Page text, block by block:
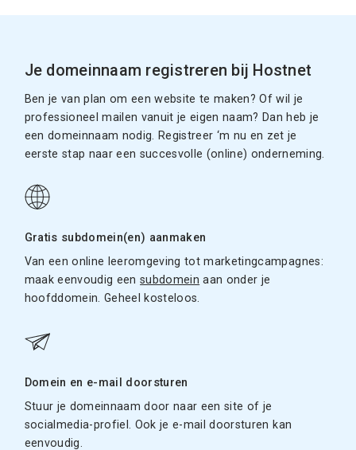
Je domeinnaam registreren bij Hostnet
Ben je van plan om een website te maken? Of wil je
professioneel mailen vanuit je eigen naam? Dan heb je
een domeinnaam nodig. Registreer ‘m nu en zet je
eerste stap naar een succesvolle (online) onderneming.
Gratis subdomein(en) aanmaken
Van een online leeromgeving tot marketingcampagnes:
maak eenvoudig eensubdomein aan onder je
hoofddomein. Geheel kosteloos.
Domein en e-mail doorsturen
Stuur je domeinnaam door naar een site of je
socialmedia-profiel. Ook je e-mail doorsturen kan
eenvoudig.